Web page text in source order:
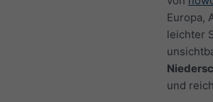
Europa,
leichter
und